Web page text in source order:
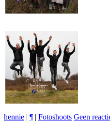
hennie | ¶ | Fotoshoots Geen